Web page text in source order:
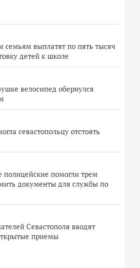
семьям выплатят по пять тысяч
детей к школе
велосипед обернулся
севастопольцу отстоять
полицейские помогли трем
документы для службы по
Севастополя вводят
приемы